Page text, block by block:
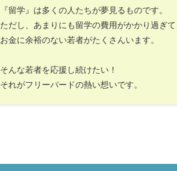
『留学』は多くの人たちが夢見るものです。
ただし、あまりにも留学の費用がかかり過ぎ
お金に余裕のない若者がたくさんいます。
そんな若者を応援し続けたい！
それがフリーバードの熱い想いです。